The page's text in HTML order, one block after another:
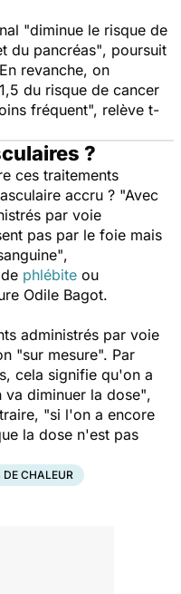
"diminue le risque de
du pancréas", poursuit
revanche, on
du risque de cancer
fréquent", relève t-
?
ces traitements
accru ? "Avec
par voie
pas par le foie mais
,
phlébite ou
Odile Bagot.
administrés par voie
"sur mesure". Par
cela signifie qu'on a
diminuer la dose",
"si l'on a encore
la dose n'est pas
DE CHALEUR